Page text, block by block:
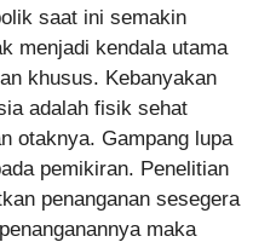
saat ini semakin
menjadi kendala utama
khusus. Kebanyakan
adalah fisik sehat
otaknya. Gampang lupa
pemikiran. Penelitian
penanganan sesegera
maka